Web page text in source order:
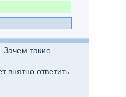
Зачем такие
ответить.